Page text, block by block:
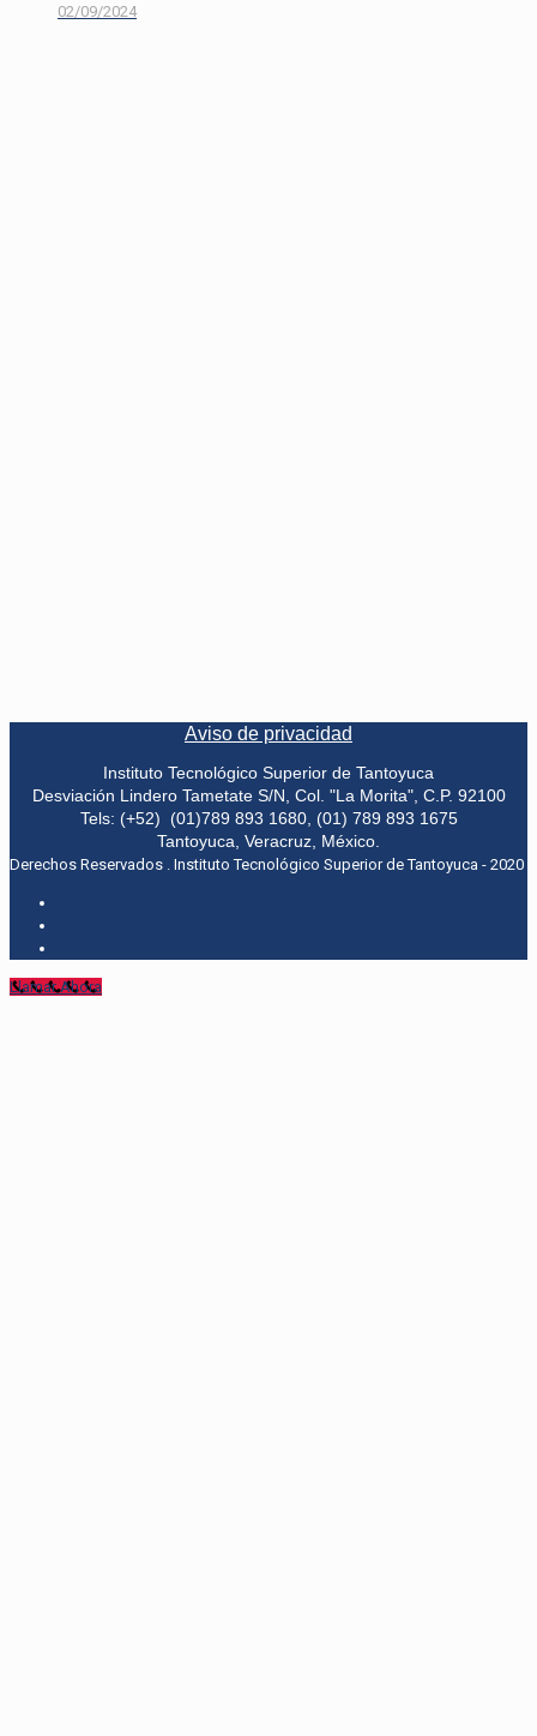
02/09/2024
Aviso de privacidad
Instituto Tecnológico Superior de Tantoyuca
Desviación Lindero Tametate S/N, Col. "La Morita", C.P. 92100
Tels: (+52) (01)789 893 1680, (01) 789 893 1675
Tantoyuca, Veracruz, México.
Derechos Reservados . Instituto Tecnológico Superior de Tantoyuca - 2020
Llamar Ahora